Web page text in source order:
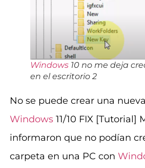
Windows10 no me deja
en el escritorio 2
No se puede crear una
Windows11/10 FIX [Tutorial]
informaron que no podían
carpeta en una PC con